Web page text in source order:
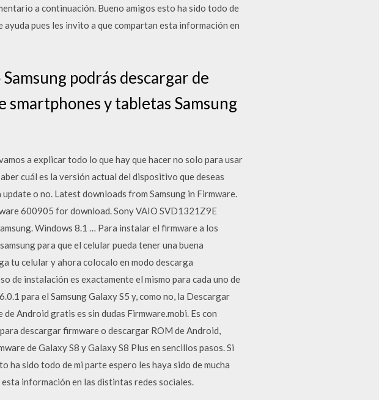
a continuación. Bueno amigos esto ha sido todo de
pues les invito a que compartan esta información en
podrás descargar de
y tabletas Samsung
a explicar todo lo que hay que hacer no solo para usar
cuál es la versión actual del dispositivo que deseas
o no. Latest downloads from Samsung in Firmware.
600905 for download. Sony VAIO SVD1321Z9E
Windows 8.1 … Para instalar el firmware a los
para que el celular pueda tener una buena
tu celular y ahora colocalo en modo descarga
de instalación es exactamente el mismo para cada uno de
para el Samsung Galaxy S5 y, como no, la Descargar
Android gratis es sin dudas Firmware.mobi. Es con
descargar firmware o descargar ROM de Android,
de Galaxy S8 y Galaxy S8 Plus en sencillos pasos. Si
ha sido todo de mi parte espero les haya sido de mucha
información en las distintas redes sociales.